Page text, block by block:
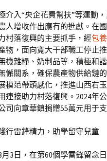
介入“央企花費幫扶”等運動
人增收作出應有的進獻。在
村落復興的主要抓手，經包養
物，面向寬大干部職工停止
機雜糧、奶制品等，積極和
懈關系，確保農產物供給鏈
模范帶頭感化，推進山西右
連接助力村落復興。2024年
司向章華鎮捐贈55萬元用于
行雷鋒精力，助學留守兒童
月3日，在第60個學雷鋒留念